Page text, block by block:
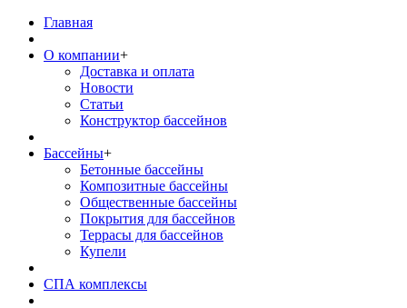
Главная
О компании+
Доставка и оплата
Новости
Статьи
Конструктор бассейнов
Бассейны+
Бетонные бассейны
Композитные бассейны
Общественные бассейны
Покрытия для бассейнов
Террасы для бассейнов
Купели
СПА комплексы